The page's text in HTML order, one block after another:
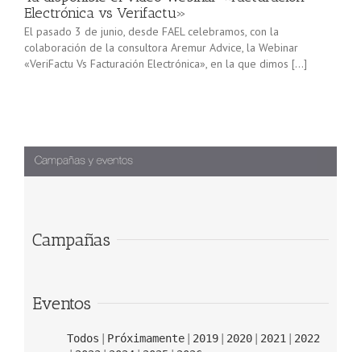
Electrónica vs Verifactu»
El pasado 3 de junio, desde FAEL celebramos, con la
colaboración de la consultora Aremur Advice, la Webinar
«VeriFactu Vs Facturación Electrónica», en la que dimos […]
Campañas
Eventos
Todos Próximamente 2019 2020 2021
2022